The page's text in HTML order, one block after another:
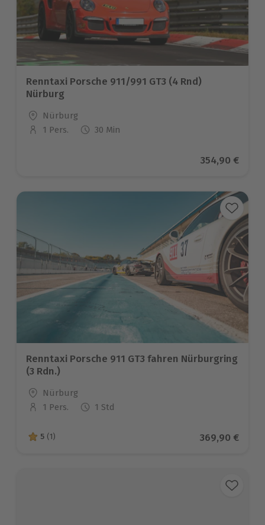
Renntaxi Porsche 911/991 GT3 (4 Rnd)
Nürburg
Standort
Nürburg
Anzahl der Teilnehmer
1 Pers. 30 Min
Aktueller
354,90 €
Renntaxi Porsche 911 GT3 fahren Nürburgring
(3 Rdn.)
Standort
Nürburg
Anzahl der Teilnehmer
1 Pers. 1 Std
5 von 5 Sternen basierend auf 1 Bewertungen
5 (1) Aktueller
369,90 €